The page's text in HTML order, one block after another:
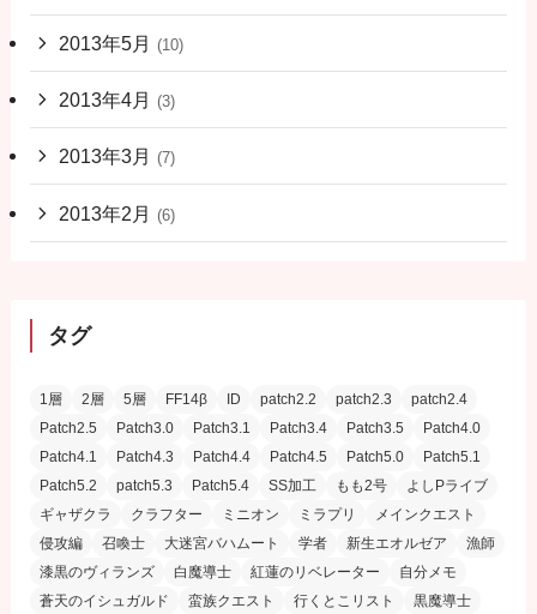
2013年5月 (10)
2013年4月 (3)
2013年3月 (7)
2013年2月 (6)
タグ
1層 2層 5層 FF14β ID patch2.2 patch2.3
patch2.4
Patch2.5
Patch3.0 Patch3.1 Patch3.4 Patch3.5
Patch4.0
Patch4.1
Patch4.3 Patch4.4 Patch4.5 Patch5.0
Patch5.1
Patch5.2
patch5.3 Patch5.4 SS加工 もも2号
よしPライブ
ギャザクラ
クラフター ミニオン ミラプリ
メインクエスト
侵攻編
召喚士 大迷宮バハムート 学者 新生エオルゼア
漁師
漆黒のヴィランズ
白魔導士 紅蓮のリベレーター
自分メモ
蒼天のイシュガルド
蛮族クエスト 行くとこリスト 黒魔導士